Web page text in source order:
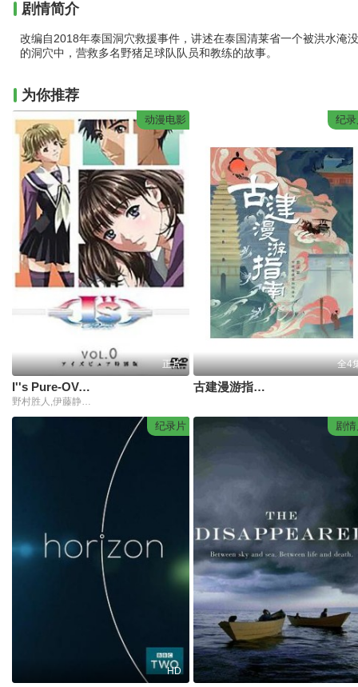
剧情简介
改编自2018年泰国洞穴救援事件，讲述在泰国清莱省一个被洪水淹没
的洞穴中，营救多名野猪足球队队员和教练的故事。
为你推荐
动漫电影
正片
I''s Pure-OVA后篇
野村胜人,伊藤静,中世明日香,后藤邑子,铃木菜穗子,门胁舞以,胜生真沙子,汤屋敦子,诸角宪一,小伏伸之,成濑诚,江川央生
纪
全4
古建漫游指南第一季
纪录片
HD
剧